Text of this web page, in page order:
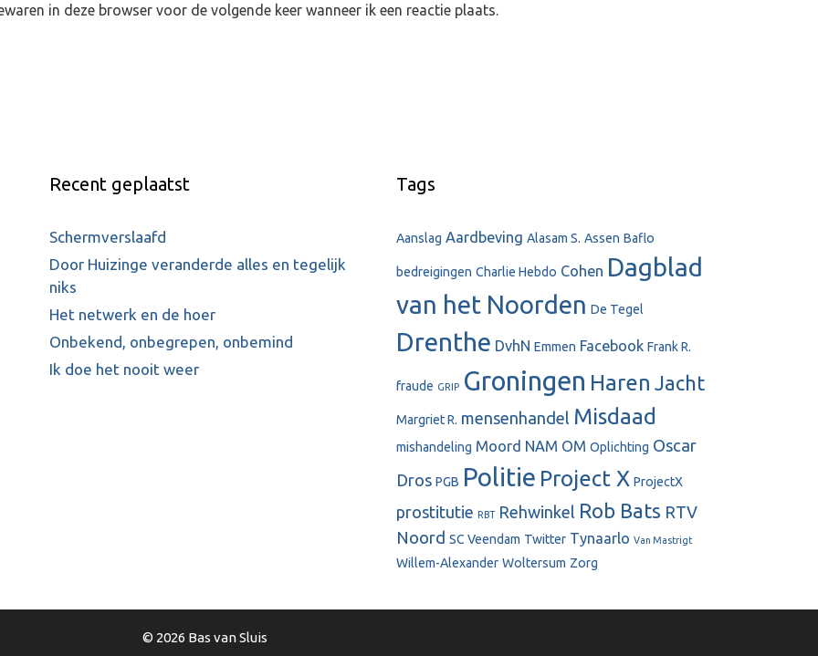
in deze browser voor de volgende keer wanneer ik een reactie plaats.
Recent geplaatst
Schermverslaafd
Door Huizinge veranderde alles en tegelijk
niks
Het netwerk en de hoer
Onbekend, onbegrepen, onbemind
Ik doe het nooit weer
Tags
Aanslag Aardbeving Alasam S. Assen Baflo
bedreigingen Charlie Hebdo Cohen Dagblad
van het Noorden De Tegel
Drenthe DvhN Emmen Facebook Frank R.
fraude GRIP Groningen Haren Jacht
Margriet R. mensenhandel Misdaad
mishandeling Moord NAM OM Oplichting Oscar
Dros PGB Politie Project X ProjectX
prostitutie RBT Rehwinkel Rob Bats RTV
Noord SC Veendam Twitter Tynaarlo Van Mastrigt
Willem-Alexander Woltersum Zorg
© 2026 Bas van Sluis